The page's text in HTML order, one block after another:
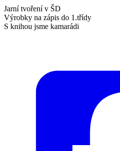
Jarní tvoření v ŠD
Výrobky na zápis do 1.třídy
S knihou jsme kamarádi